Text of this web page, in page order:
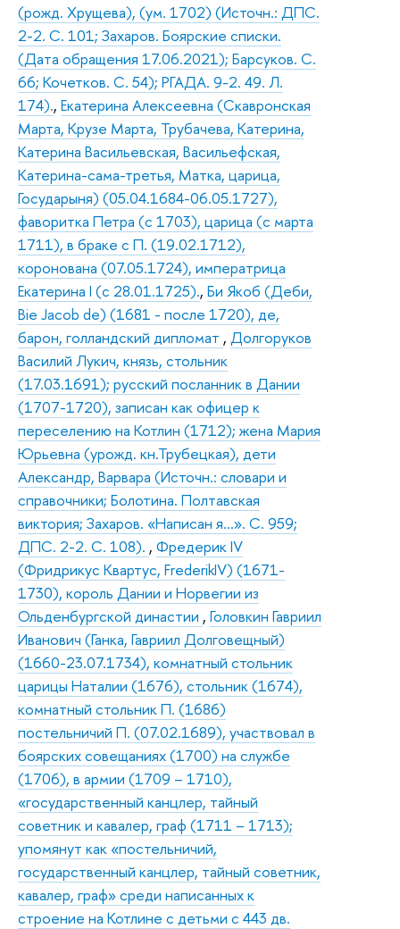
(рожд. Хрущева), (ум. 1702) (Источн.: ДПС.
2-2. С. 101; Захаров. Боярские списки.
(Дата обращения 17.06.2021); Барсуков. С.
66; Кочетков. С. 54); РГАДА. 9-2. 49. Л.
174)., Екатерина Алексеевна (Скавронская
Марта, Крузе Марта, Трубачева, Катерина,
Катерина Васильевская, Васильефская,
Катерина-сама-третья, Матка, царица,
Государыня) (05.04.1684-06.05.1727),
фаворитка Петра (с 1703), царица (с марта
1711), в браке с П. (19.02.1712),
коронована (07.05.1724), императрица
Екатерина I (с 28.01.1725)., Би Якоб (Деби,
Bie Jacob de) (1681 - после 1720), де,
барон, голландский дипломат , Долгоруков
Василий Лукич, князь, стольник
(17.03.1691); русский посланник в Дании
(1707-1720), записан как офицер к
переселению на Котлин (1712); жена Мария
Юрьевна (урожд. кн.Трубецкая), дети
Александр, Варвара (Источн.: словари и
справочники; Болотина. Полтавская
виктория; Захаров. «Написан я…». С. 959;
ДПС. 2-2. С. 108). , Фредерик IV
(Фридрикус Квартус, FrederikIV) (1671-
1730), король Дании и Норвегии из
Ольденбургской династии , Головкин Гавриил
Иванович (Ганка, Гавриил Долговещный)
(1660-23.07.1734), комнатный стольник
царицы Наталии (1676), стольник (1674),
комнатный стольник П. (1686)
постельничий П. (07.02.1689), участвовал в
боярских совещаниях (1700) на службе
(1706), в армии (1709 – 1710),
«государственный канцлер, тайный
советник и кавалер, граф (1711 – 1713);
упомянут как «постельничий,
государственный канцлер, тайный советник,
кавалер, граф» среди написанных к
строение на Котлине с детьми с 443 дв.